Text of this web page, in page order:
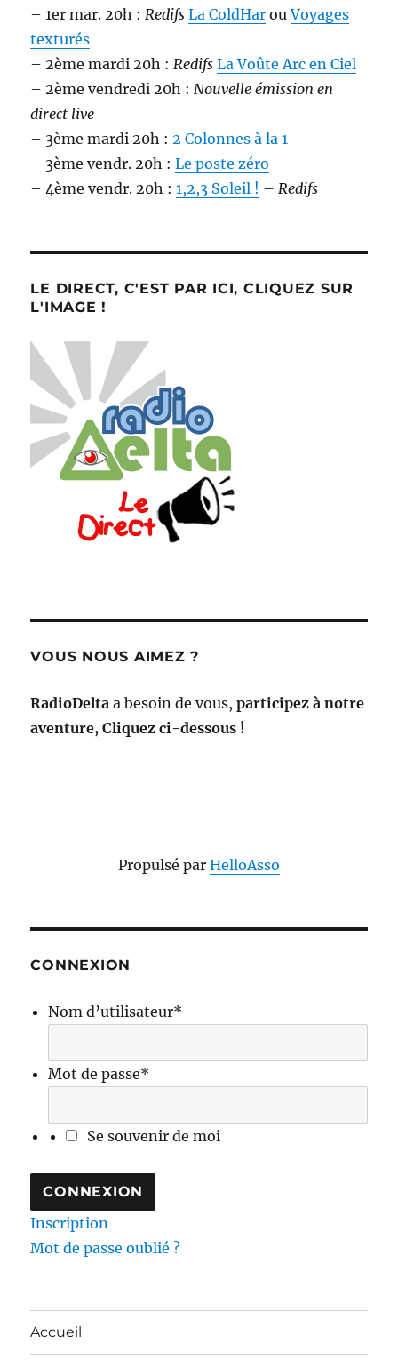
– 1er mar. 20h : Redifs La ColdHar ouVoyages
texturés
– 2ème mardi 20h : Redifs La Voûte Arc en Ciel
– 2ème vendredi 20h : Nouvelle émission en
direct live
– 3ème mardi 20h : 2 Colonnes à la 1
– 3ème vendr. 20h :Le poste zéro
– 4ème vendr. 20h :1,2,3 Soleil ! – Redifs
LE DIRECT, C'EST PAR ICI, CLIQUEZ SUR
L'IMAGE !
VOUS NOUS AIMEZ ?
RadioDelta a besoin de vous,participez à notre
aventure, Cliquez ci-dessous !
Propulsé par HelloAsso
CONNEXION
Nom d’utilisateur*
Mot de passe*
Se souvenir de moi
Inscription
Mot de passe oublié ?
Accueil